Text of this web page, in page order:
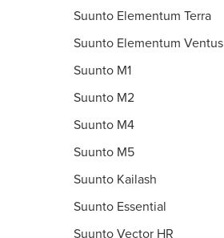
Suunto Elementum Terra
Suunto Elementum Ventus
Suunto M1
Suunto M2
Suunto M4
Suunto M5
Suunto Kailash
Suunto Essential
Suunto Vector HR